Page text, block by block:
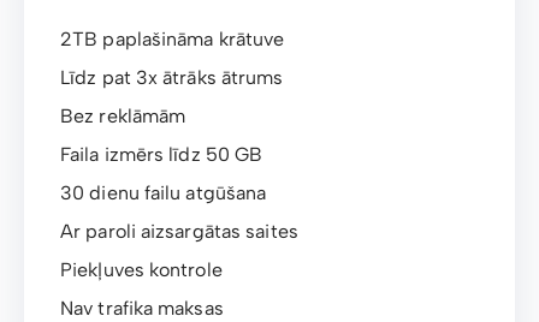
2TB paplašināma krātuve
Līdz pat 3x ātrāks ātrums
Bez reklāmām
Faila izmērs līdz 50 GB
30 dienu failu atgūšana
Ar paroli aizsargātas saites
Piekļuves kontrole
Nav trafika maksas